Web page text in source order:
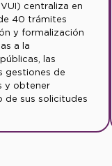
centraliza en
40 trámites
y formalización
a la
las
gestiones de
y obtener
de sus solicitudes